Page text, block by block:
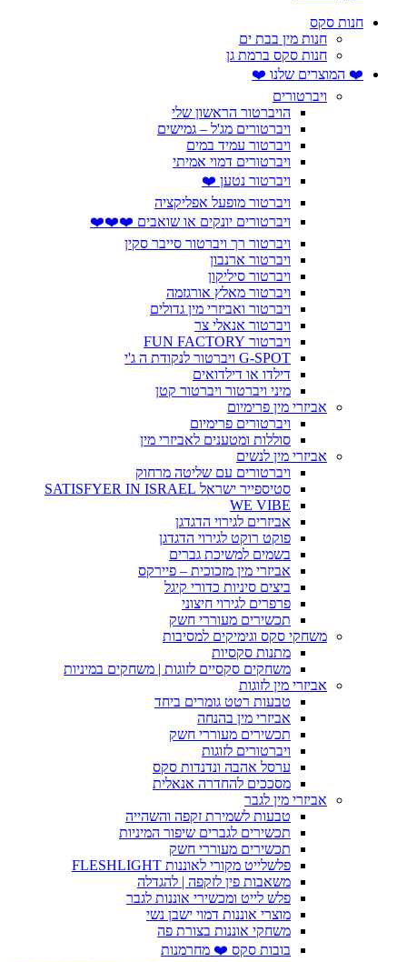
חנות סקס
חנות מין בבת ים
חנות סקס ברמת גן
❤️ המוצרים שלנו ❤️
ויברטורים
הויברטור הראשון שלי
ויברטורים מג'ל – גמישים
ויברטור עמיד במים
ויברטורים דמוי אמיתי
ויברטור נטען ❤️
ויברטור מופעל אפליקציה
ויברטורים יונקים או שואבים ❤️❤️❤️
ויברטור רך ויברטור סייבר סקין
ויברטור ארנבון
ויברטור סיליקון
ויברטור מאלץ אורגזמה
ויברטור ואביזרי מין גדולים
ויברטור אנאלי צר
ויברטור FUN FACTORY
G-SPOT ויברטור לנקודת ה ג'י
דילדו או דילדואים
מיני ויברטור ויברטור קטן
אביזרי מין פרימיום
ויברטורים פרימיום
סוללות ומטענים לאביזרי מין
אביזרי מין לנשים
ויברטורים עם שליטה מרחוק
סטיספייר ישראל SATISFYER IN ISRAEL
WE VIBE
אביזרים לגירוי הדגדגן
פוקט רוקט לגירוי הדגדגן
בשמים למשיכת גברים
אביזרי מין מזכוכית – פיירקס
ביצים סיניות כדורי קיגל
פרפרים לגירוי חיצוני
תכשירים מעוררי חשק
משחקי סקס וגימיקים למסיבות
מתנות סקסיות
משחקים סקסיים לזוגות | משחקים במיניות
אביזרי מין לזוגות
טבעות רטט גומרים ביחד
אביזרי מין בהנחה
תכשירים מעוררי חשק
ויברטורים לזוגות
ערסל אהבה ונדנדות סקס
מסככים להחדרה אנאלית
אביזרי מין לגבר
טבעות לשמירת זקפה והשהייה
תכשירים לגברים שיפור המיניות
תכשירים מעוררי חשק
פלשלייט מקורי לאוננות FLESHLIGHT
משאבות פין לזקפה | להגדלה
פלש לייט ומכשירי אוננות לגבר
מוצרי אוננות דמוי ישבן נשי
משחקי אוננות בצורת פה
בובות סקס ❤️ מחרמנות